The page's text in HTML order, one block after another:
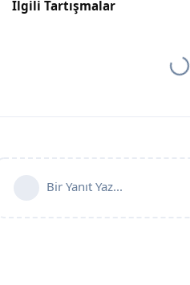
İlgili Tartışmalar
Bir Yanıt Yaz...